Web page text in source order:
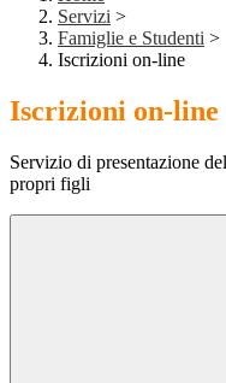
Servizi >
Famiglie e Studenti >
Iscrizioni on-line
Iscrizioni on-line
Servizio di presentazione
propri figli